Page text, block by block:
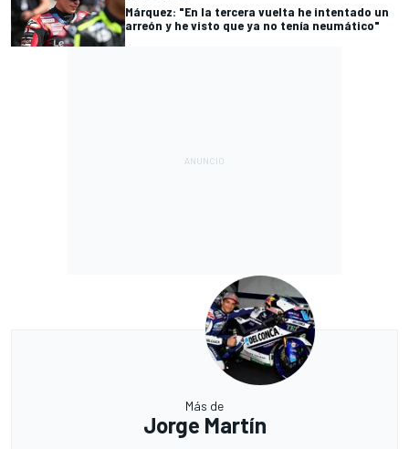
Márquez: "En la tercera vuelta he intentado un
arreón y he visto que ya no tenía neumático"
Más de
Jorge Martín